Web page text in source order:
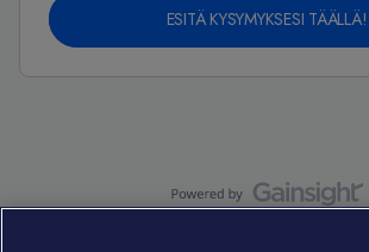
ESITÄ KYSYMYKSESI TÄÄLLÄ!